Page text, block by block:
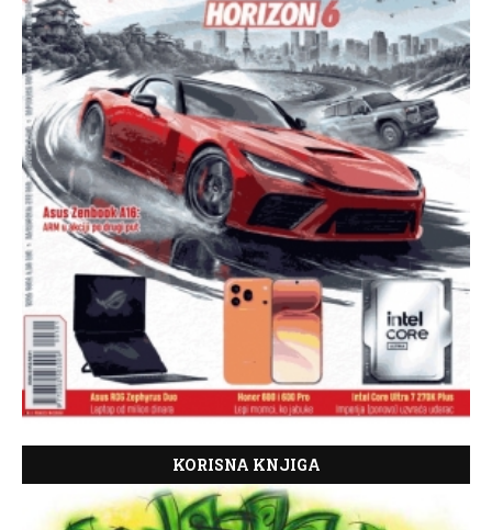
KORISNA KNJIGA